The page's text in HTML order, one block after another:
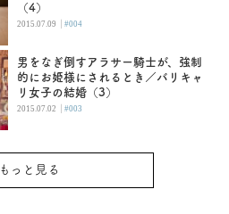
（4）
2015.07.09 |#004
男をなぎ倒すアラサー騎士が、強制
的にお姫様にされるとき／バリキャ
リ女子の結婚（3）
2015.07.02 |#003
もっと見る